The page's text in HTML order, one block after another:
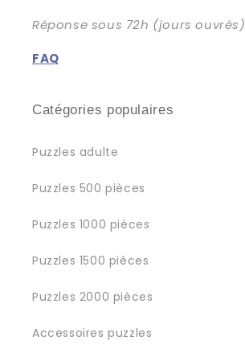
Réponse sous 72h (jours ouvrés)
FAQ
Catégories populaires
Puzzles adulte
Puzzles 500 pièces
Puzzles 1000 pièces
Puzzles 1500 pièces
Puzzles 2000 pièces
Accessoires puzzles